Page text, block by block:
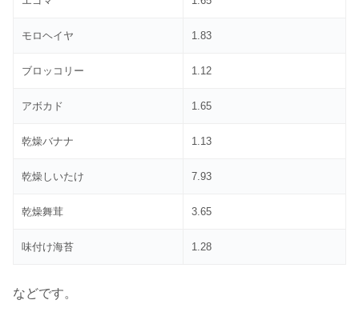
モロヘイヤ 1.83
ブロッコリー 1.12
アボカド 1.65
乾燥バナナ 1.13
乾燥しいたけ 7.93
乾燥舞茸 3.65
味付け海苔 1.28
などです。